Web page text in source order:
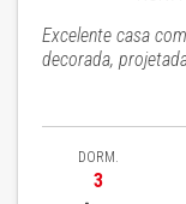
Excelente casa
decorada,
DORM.
3